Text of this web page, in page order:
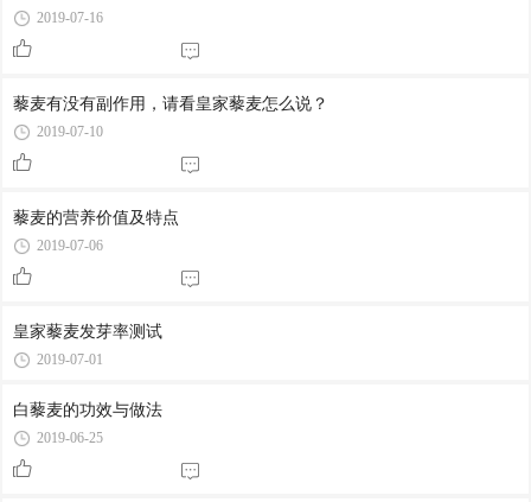
2019-07-16
藜麦有没有副作用，请看皇家藜麦怎么说？
2019-07-10
藜麦的营养价值及特点
2019-07-06
皇家藜麦发芽率测试
2019-07-01
白藜麦的功效与做法
2019-06-25